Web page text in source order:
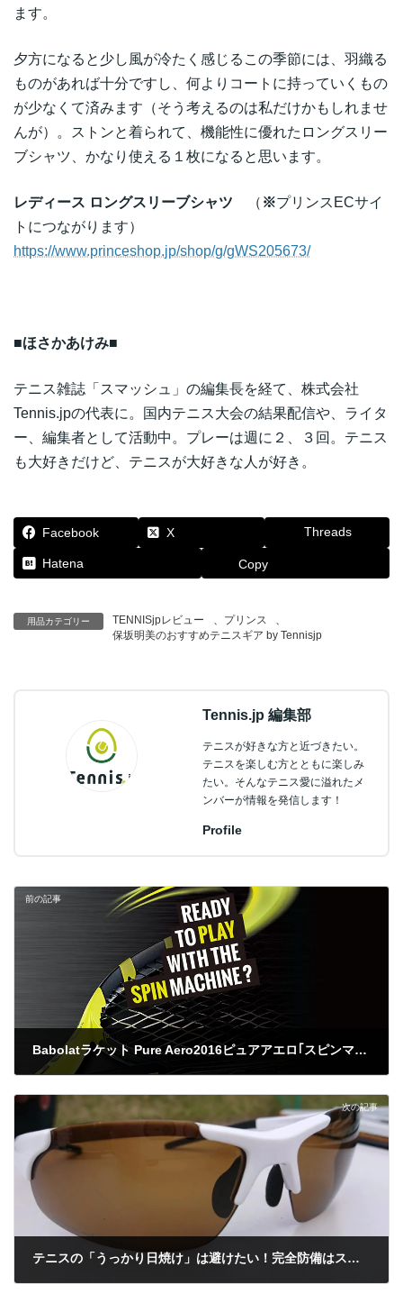
ます。
夕方になると少し風が冷たく感じるこの季節には、羽織る
ものがあれば十分ですし、何よりコートに持っていくもの
が少なくて済みます（そう考えるのは私だけかもしれませ
んが）。ストンと着られて、機能性に優れたロングスリー
ブシャツ、かなり使える１枚になると思います。
レディース ロングスリーブシャツ （ ※プリンスECサイ
トにつながります）
https://www.princeshop.jp/shop/g/gWS205673/
■ほさかあけみ■
テニス雑誌「スマッシュ」の編集長を経て、株式会社
Tennis.jpの代表に。国内テニス大会の結果配信や、ライタ
ー、編集者として活動中。プレーは週に２、３回。テニス
も大好きだけど、テニスが大好きな人が好き。
Facebook X Threads
Hatena Copy
用品カテゴリー TENNISjpレビュー 、 プリンス
、
保坂明美のおすすめテニスギア by Tennisjp
Tennis.jp 編集部
テニスが好きな方と近づきたい。
テニスを楽しむ方とともに楽しみ
たい。そんなテニス愛に溢れたメ
ンバーが情報を発信します！
Profile
前の記事
Babolatラケット Pure Aero2016ピュアアエロ｢スピンマシーンになれる｣（アエロプロドライブの後継機）
次の記事
テニスの「うっかり日焼け」は避けたい！完全防備はストレスフリーで